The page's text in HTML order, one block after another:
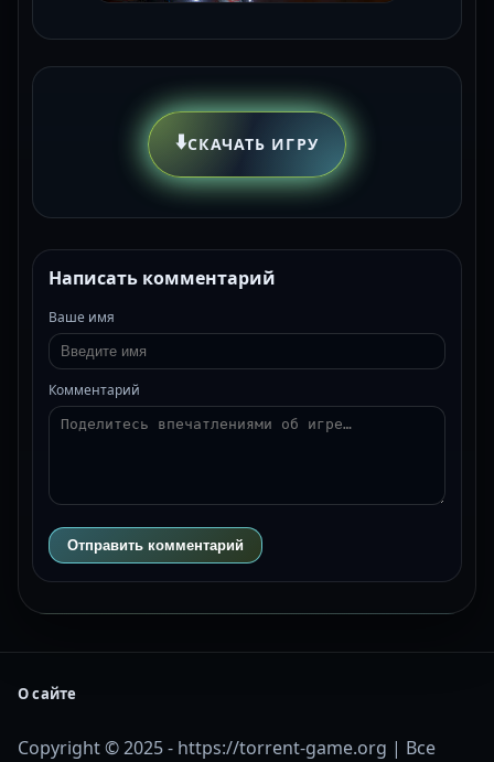
⬇️СКАЧАТЬ ИГРУ
Написать комментарий
Ваше имя
Комментарий
Отправить комментарий
О сайте
Copyright © 2025 - https://torrent-game.org | Все